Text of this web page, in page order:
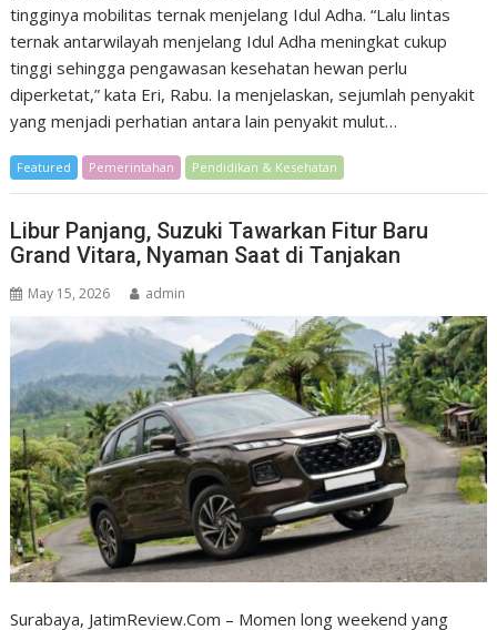
tingginya mobilitas ternak menjelang Idul Adha. “Lalu lintas
ternak antarwilayah menjelang Idul Adha meningkat cukup
tinggi sehingga pengawasan kesehatan hewan perlu
diperketat,” kata Eri, Rabu. Ia menjelaskan, sejumlah penyakit
yang menjadi perhatian antara lain penyakit mulut…
Featured Pemerintahan Pendidikan & Kesehatan
Libur Panjang, Suzuki Tawarkan Fitur Baru
Grand Vitara, Nyaman Saat di Tanjakan
May 15, 2026 admin
Surabaya, JatimReview.Com – Momen long weekend yang